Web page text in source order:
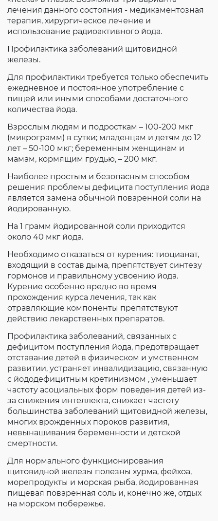
лечения данного состояния - медикаментозная
терапия, хирургическое лечение и
использование радиоактивного йода.
Профилактика заболеваний щитовидной
железы.
Для профилактики требуется только обеспечить
ежедневное и постоянное употребление с
пищей или иными способами достаточного
количества йода.
Взрослым людям и подросткам – 100-200 мкг
(микрограмм) в сутки; младенцам и детям до 12
лет – 50-100 мкг; беременным женщинам и
мамам, кормящим грудью, – 200 мкг.
Наиболее простым и безопасным способом
решения проблемы дефицита поступления йода
является замена обычной поваренной соли на
йодированную.
На 1 грамм йодированной соли приходится
около 40 мкг йода.
Необходимо отказаться от курения: тиоцианат,
входящий в состав дыма, препятствует синтезу
гормонов и правильному усвоению йода.
Курение особенно вредно во время
прохождения курса лечения, так как
отравляющие компоненты препятствуют
действию лекарственных препаратов.
Профилактика заболеваний, связанных с
дефицитом поступления йода, предотвращает
отставание детей в физическом и умственном
развитии, устраняет инвалидизацию, связанную
с йододефицитным кретинизмом , уменьшает
частоту асоциальных форм поведения детей из-
за снижения интеллекта, снижает частоту
большинства заболеваний щитовидной железы,
многих врожденных пороков развития,
невынашивания беременности и детской
смертности.
Для нормального функционирования
щитовидной железы полезны хурма, фейхоа,
морепродукты и морская рыба, йодированная
пищевая поваренная соль и, конечно же, отдых
на морском побережье.